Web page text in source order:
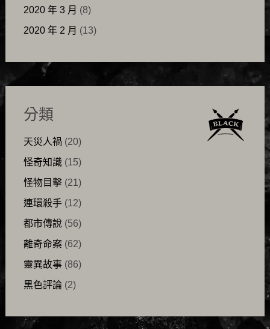
2020 年 3 月 (8)
2020 年 2 月 (13)
分類
天災人禍 (20)
怪奇知識(15)
怪物目擊(21)
連環殺手(12)
都市傳說(56)
離奇命案(62)
靈異故事(86)
黑色評論(2)